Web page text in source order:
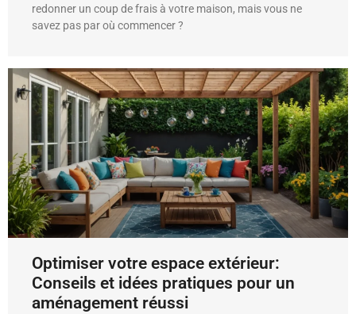
redonner un coup de frais à votre maison, mais vous ne
savez pas par où commencer ?
Optimiser votre espace extérieur:
Conseils et idées pratiques pour un
aménagement réussi